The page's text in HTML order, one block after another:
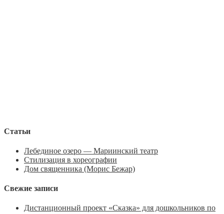
Статьи
Лебединое озеро — Мариинский театр
Стилизация в хореографии
Дом священника (Морис Бежар)
Свежие записи
Дистанционный проект «Сказка» для дошкольников по